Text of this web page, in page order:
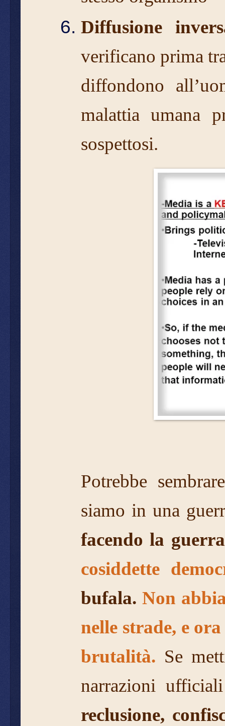
Diffusione
verificano prima
diffondono
malattia umana
sospettosi.
Potrebbe
siamo in una
facendo la
cosiddette
bufala.Non
nelle strade, e
brutalità. Se
narrazioni
reclusione,